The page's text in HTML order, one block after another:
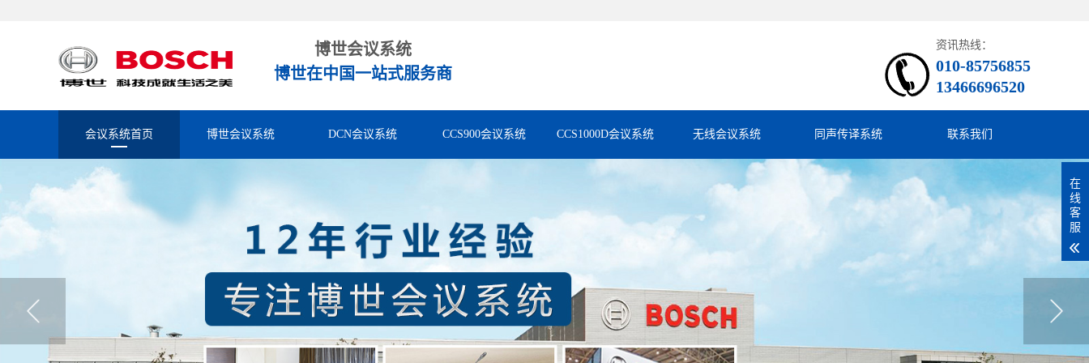
博世会议系统
博世在中国一站式服务商
资讯热线：
010-85756855
13466696520
会议系统首页 博世会议系统 DCN会议系统 CCS900会议系统 CCS1000D会议系统 无线会议系统 同声传译系统 联系我们
在
线
客
服